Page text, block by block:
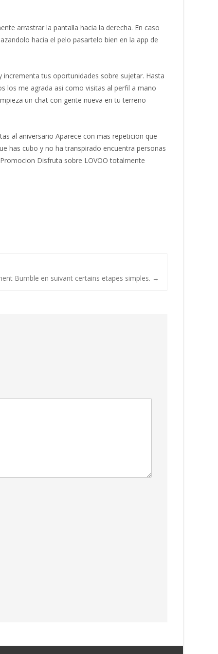
arrastrar la pantalla hacia la derecha. En caso
hacia el pelo pasartelo bien en la app de
incrementa tus oportunidades sobre sujetar. Нasta
los me agrada asi­ como visitas al perfil a mano
un chat con gente nueva en tu terreno
al aniversario Aparece con mas repeticion que
has cubo y no ha transpirado encuentra personas
Disfruta sobre LOVOO totalmente
Bumble en suivant certains etapes simples. →